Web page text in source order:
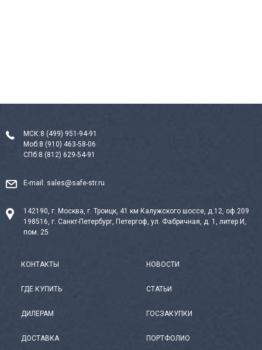
МСК:8 (499) 951-94-91
Моб:8 (910) 463-58-06
СПб:8 (812) 629-54-91
E-mail: sales@safe-str.ru
142190, г. Москва, г. Троицк, 41 км Калужского шоссе, д.12, оф.209
198516, г. Санкт-Петербург, Петергоф, ул. Фабричная, д. 1, литер И,
пом. 25
КОНТАКТЫ
ГДЕ КУПИТЬ
ДИЛЕРАМ
ДОСТАВКА
НОВОСТИ
СТАТЬИ
ГОСЗАКУПКИ
ПОРТФОЛИО